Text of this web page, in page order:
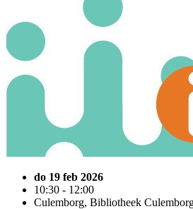
do 19 feb 2026
10:30 - 12:00
Culemborg, Bibliotheek